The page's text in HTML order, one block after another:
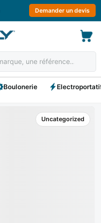
Demander un devis
Boulonerie
Uncategorized